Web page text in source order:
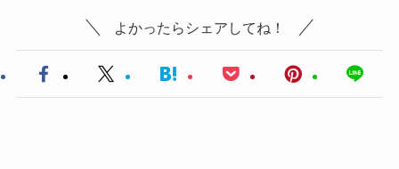
よかったらシェアしてね！